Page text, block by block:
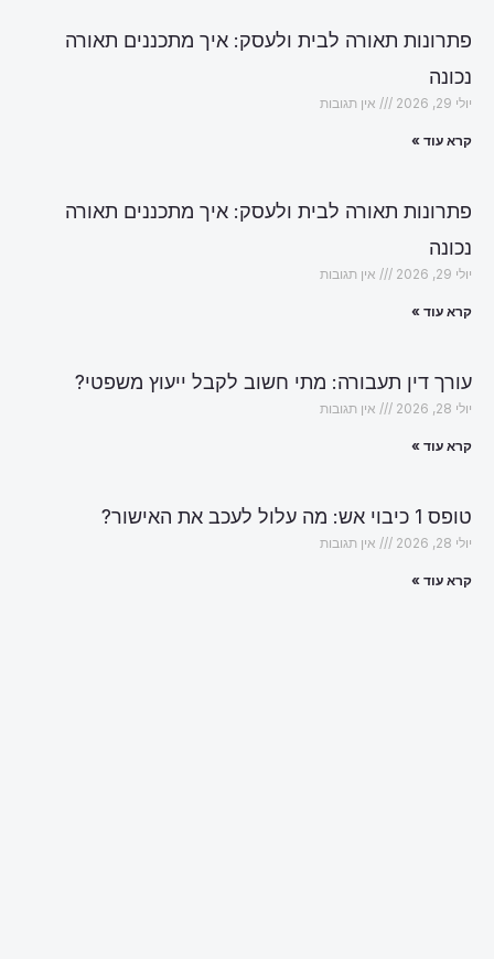
פתרונות תאורה לבית ולעסק: איך מתכננים תאורה
נכונה
יולי 29, 2026 אין תגובות
קרא עוד »
פתרונות תאורה לבית ולעסק: איך מתכננים תאורה
נכונה
יולי 29, 2026 אין תגובות
קרא עוד »
עורך דין תעבורה: מתי חשוב לקבל ייעוץ משפטי?
יולי 28, 2026 אין תגובות
קרא עוד »
טופס 1 כיבוי אש: מה עלול לעכב את האישור?
יולי 28, 2026 אין תגובות
קרא עוד »